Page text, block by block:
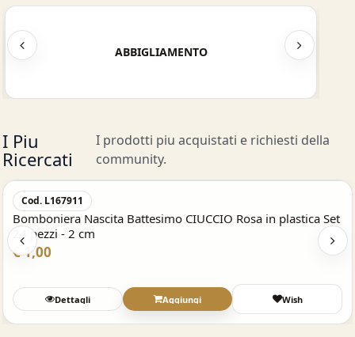
ABC
I Piu
Ricercati
I prodotti piu acquistati e richiesti della
community.Acquisto Veloce
TOP MIN
Cod. P123800.900
BOMBONIERA DISNEY Scatolina ASTUCCIO porta confetti
TOPOLINO - MINNIE
Dettagli Wish